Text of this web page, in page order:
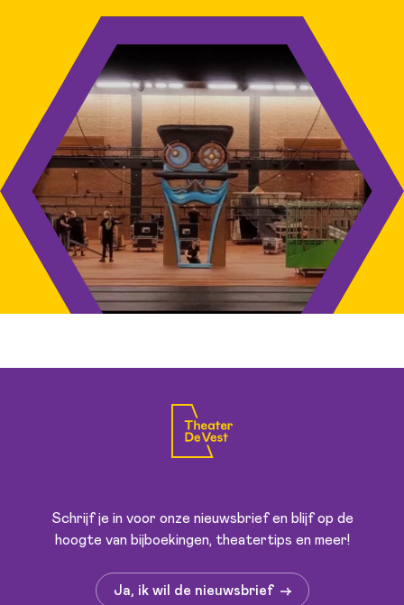
Schrijf je in voor onze nieuwsbrief en blijf op de
hoogte van bijboekingen, theatertips en meer!
Ja, ik wil de nieuwsbrief